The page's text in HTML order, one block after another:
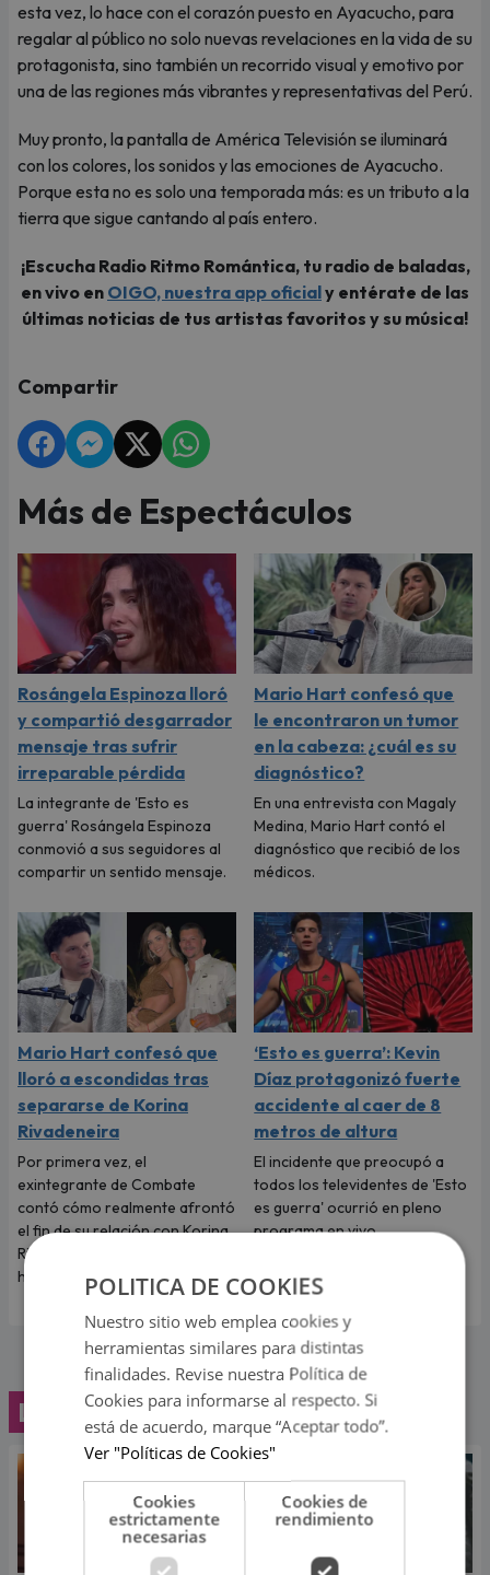
esta vez, lo hace con el corazón puesto en Ayacucho, para
regalar al público no solo nuevas revelaciones en la vida de su
protagonista, sino también un recorrido visual y emotivo por
una de las regiones más vibrantes y representativas del Perú.
Muy pronto, la pantalla de América Televisión se iluminará
con los colores, los sonidos y las emociones de Ayacucho.
Porque esta no es solo una temporada más: es un tributo a la
tierra que sigue cantando al país entero.
¡Escucha Radio Ritmo Romántica, tu radio de baladas,
en vivo en OIGO, nuestra app oficialy entérate de las
últimas noticias de tus artistas favoritos y su música!
Compartir
Más de Espectáculos
Rosángela Espinoza lloró
y compartió desgarrador
mensaje tras sufrir
irreparable pérdida
La integrante de 'Esto es
guerra' Rosángela Espinoza
conmovió a sus seguidores al
compartir un sentido mensaje.
Mario Hart confesó que
le encontraron un tumor
en la cabeza: ¿cuál es su
diagnóstico?
En una entrevista con Magaly
Medina, Mario Hart contó el
diagnóstico que recibió de los
médicos.
Mario Hart confesó que
lloró a escondidas tras
separarse de Korina
Rivadeneira
Por primera vez, el
exintegrante de Combate
contó cómo realmente afrontó
el fin de su relación con Korina
Rivadeneira, madre de sus dos
hijos.
‘Esto es guerra’: Kevin
Díaz protagonizó fuerte
accidente al caer de 8
metros de altura
El incidente que preocupó a
todos los televidentes de 'Esto
es guerra' ocurrió en pleno
programa en vivo.
Lo último
POLITICA DE COOKIES
Nuestro sitio web emplea cookies y
herramientas similares para distintas
finalidades. Revise nuestra Política de
Cookies para informarse al respecto. Si
está de acuerdo, marque “Aceptar todo”.
Ver "Políticas de Cookies"
Cookies
estrictamente
necesarias
Cookies de
rendimiento